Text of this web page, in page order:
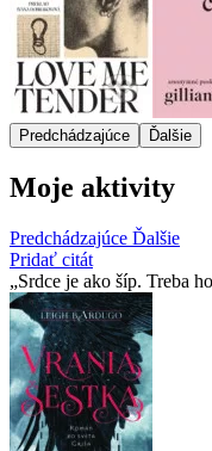
Predchádzajúce Ďalšie
Moje aktivity
Predchádzajúce Ďalšie
Pridať citát
Srdce je ako šíp. Treba